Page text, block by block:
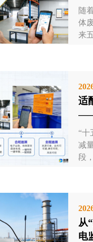
赋
随
体
来
适
——
体
“十
减
段
从
电